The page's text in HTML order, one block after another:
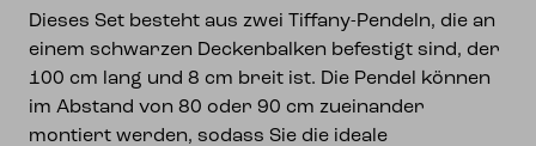
Dieses Set besteht aus zwei Tiffany-Pendeln, die an
einem schwarzen Deckenbalken befestigt sind, der
100 cm lang und 8 cm breit ist. Die Pendel können
im Abstand von 80 oder 90 cm zueinander
montiert werden, sodass Sie die ideale